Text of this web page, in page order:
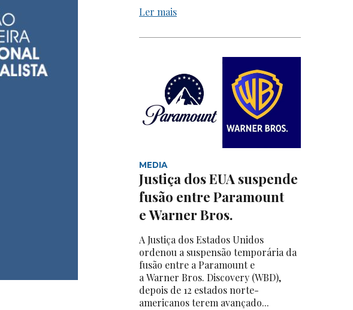
Ler mais
MEDIA
Justiça dos EUA suspende
fusão entre Paramount
e Warner Bros.
A Justiça dos Estados Unidos
ordenou a suspensão temporária da
fusão entre a Paramount e
a Warner Bros. Discovery (WBD),
depois de 12 estados norte-
americanos terem avançado...